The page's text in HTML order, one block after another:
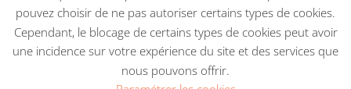
Mentions légales
pouvez choisir de ne pas autoriser certains types de cookies.
Cependant, le blocage de certains types de cookies peut avoir
une incidence sur votre expérience du site et des services que
nous pouvons offrir.